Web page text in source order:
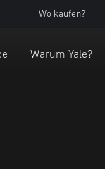
Wo kaufen?
Warum Yale?